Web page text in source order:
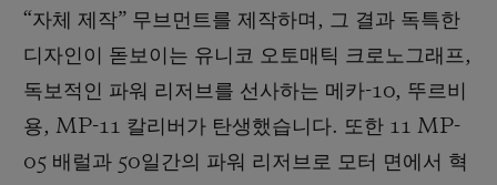
“자체 제작” 무브먼트를 제작하며, 그 결과 독특한
디자인이 돋보이는 유니코 오토매틱 크로노그래프,
독보적인 파워 리저브를 선사하는 메카-10, 뚜르비
용, MP-11 칼리버가 탄생했습니다. 또한 11 MP-
05 배럴과 50일간의 파워 리저브로 모터 면에서 혁